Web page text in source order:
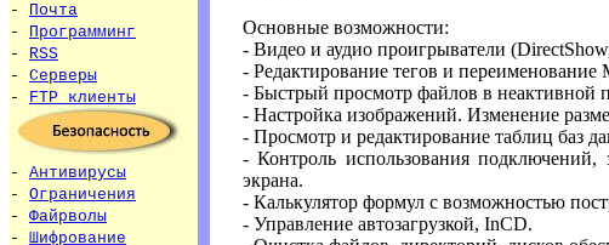
- Почта
- Программинг
- RSS
- Серверы
- FTP клиенты
- Антивирусы
- Ограничения
- Файрволы
- Шифрование
Основные возможности:
- Видео и аудио проигрыватели
- Редактирование тегов и
- Быстрый просмотр файлов в неактивной
- Настройка изображений. Изменение
- Просмотр и редактирование таблиц баз
- Контроль использования
экрана.
- Калькулятор формул с возможностью
- Управление автозагрузкой, InCD.